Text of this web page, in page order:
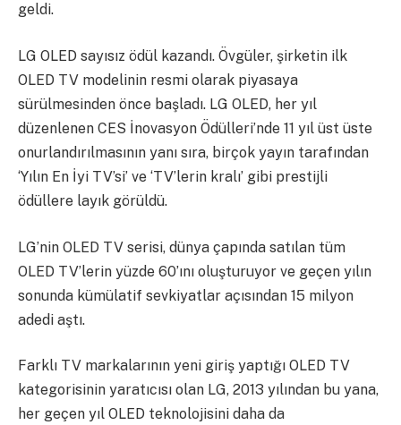
geldi.
LG OLED sayısız ödül kazandı. Övgüler, şirketin ilk
OLED TV modelinin resmi olarak piyasaya
sürülmesinden önce başladı. LG OLED, her yıl
düzenlenen CES İnovasyon Ödülleri’nde 11 yıl üst üste
onurlandırılmasının yanı sıra, birçok yayın tarafından
‘Yılın En İyi TV’si’ ve ‘TV’lerin kralı’ gibi prestijli
ödüllere layık görüldü.
LG’nin OLED TV serisi, dünya çapında satılan tüm
OLED TV’lerin yüzde 60’ını oluşturuyor ve geçen yılın
sonunda kümülatif sevkiyatlar açısından 15 milyon
adedi aştı.
Farklı TV markalarının yeni giriş yaptığı OLED TV
kategorisinin yaratıcısı olan LG, 2013 yılından bu yana,
her geçen yıl OLED teknolojisini daha da